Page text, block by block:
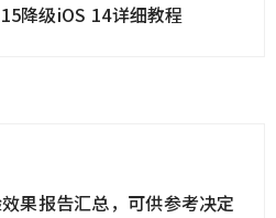
降级iOS 14详细教程
果报告汇总，可供参考决定